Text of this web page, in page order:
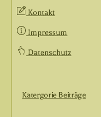
Kontakt
Impressum
Datenschutz
Katergorie Beiträge